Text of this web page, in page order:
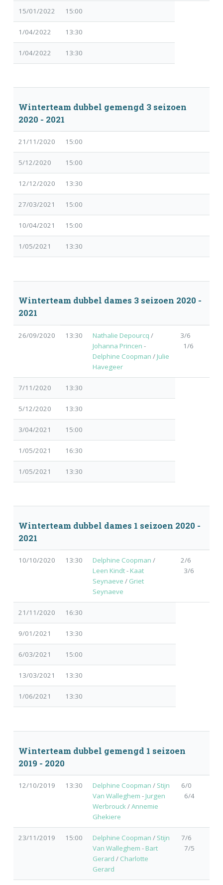
15/01/2022 15:00
1/04/2022 13:30
1/04/2022 13:30
Winterteam dubbel gemengd 3 seizoen
2020 - 2021
21/11/2020 15:00
5/12/2020 15:00
12/12/2020 13:30
27/03/2021 15:00
10/04/2021 15:00
1/05/2021 13:30
Winterteam dubbel dames 3 seizoen 2020 -
2021
26/09/2020 13:30 Nathalie Depourcq /
Johanna Princen -
Delphine Coopman / Julie
Havegeer
3/6
1/6
7/11/2020 13:30
5/12/2020 13:30
3/04/2021 15:00
1/05/2021 16:30
1/05/2021 13:30
Winterteam dubbel dames 1 seizoen 2020 -
2021
10/10/2020 13:30 Delphine Coopman /
Leen Kindt- Kaat
Seynaeve / Griet
Seynaeve
2/6
3/6
21/11/2020 16:30
9/01/2021 13:30
6/03/2021 15:00
13/03/2021 13:30
1/06/2021 13:30
Winterteam dubbel gemengd 1 seizoen
2019 - 2020
12/10/2019 13:30 Delphine Coopman / Stijn
Van Walleghem - Jurgen
Werbrouck/Annemie
Ghekiere
6/0
6/4
23/11/2019 15:00 Delphine Coopman / Stijn
Van Walleghem - Bart
Gerard / Charlotte
Gerard
7/6
7/5